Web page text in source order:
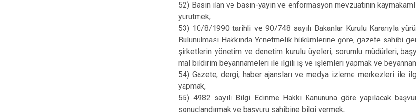
52) Basın ilan ve basın-yayın ve enformasyon mevzuatının
yürütmek,
53) 10/8/1990 tarihli ve 90/748 sayılı Bakanlar Kurulu Kararıyla
Bulunulması Hakkında Yönetmelik hükümlerine göre, gazete sahibi
şirketlerin yönetim ve denetim kurulu üyeleri, sorumlu müdürleri,
mal bildirim beyannameleri ile ilgili iş ve işlemleri yapmak ve
54) Gazete, dergi, haber ajansları ve medya izleme merkezleri ile
yapmak,
55) 4982 sayılı Bilgi Edinme Hakkı Kanununa göre yapılacak
sonuçlandırmak ve başvuru sahibine bilgi vermek,